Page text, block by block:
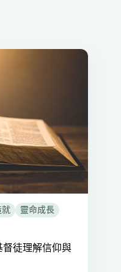
就
靈命成長
督徒理解信仰與